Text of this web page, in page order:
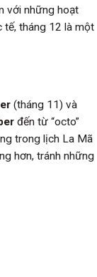
với những hoạt
tế, tháng 12 là một
(tháng 11) và
đến từ “octo”
trong lịch La Mã
hơn, tránh những